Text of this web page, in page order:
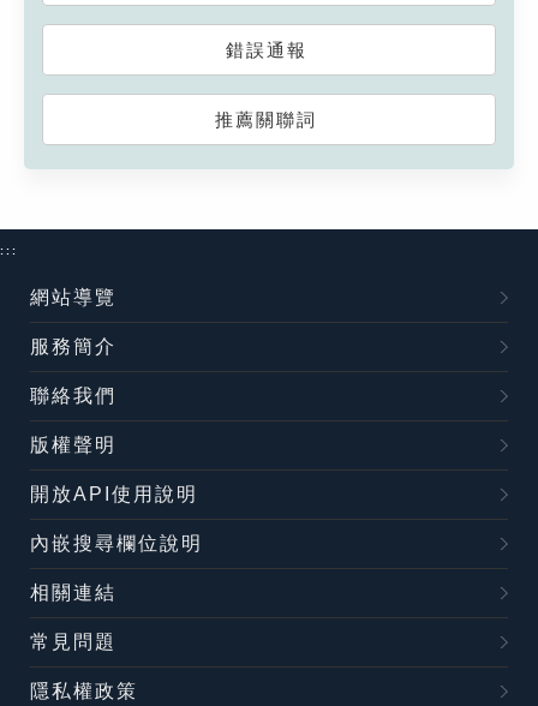
錯誤通報
推薦關聯詞
:::
網站導覽
服務簡介
聯絡我們
版權聲明
開放API使用說明
內嵌搜尋欄位說明
相關連結
常見問題
隱私權政策